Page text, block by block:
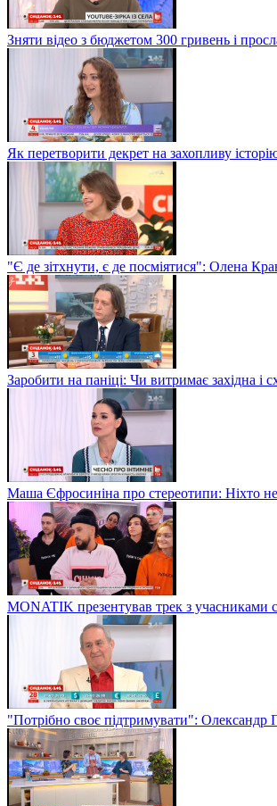
Зняти відео з бюджетом 300 гривень і
Як перетворити декрет на захопливу
"Є де зітхнути, є де посміятися": Олена
Заробити на паніці: Чи витримає західна і
Маша Єфросиніна про стереотипи: Ніхто
MONATIK презентував трек з учасниками
"Потрібно своє підтримувати": Олександр